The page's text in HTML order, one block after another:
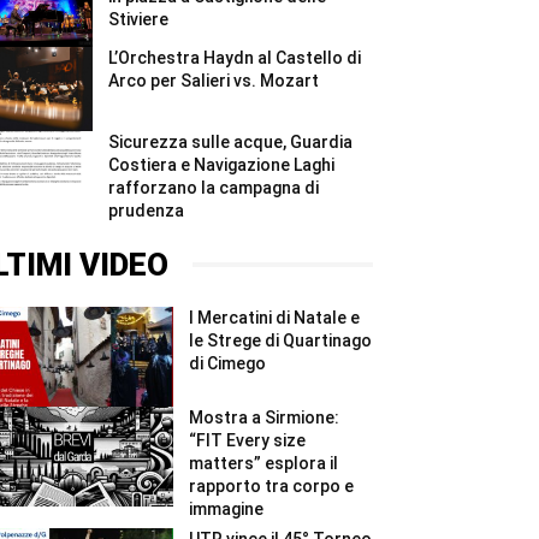
Stiviere
L’Orchestra Haydn al Castello di
Arco per Salieri vs. Mozart
Sicurezza sulle acque, Guardia
Costiera e Navigazione Laghi
rafforzano la campagna di
prudenza
VIDEO
I Mercatini di Natale e
le Strege di Quartinago
di Cimego
Mostra a Sirmione:
“FIT Every size
matters” esplora il
rapporto tra corpo e
immagine